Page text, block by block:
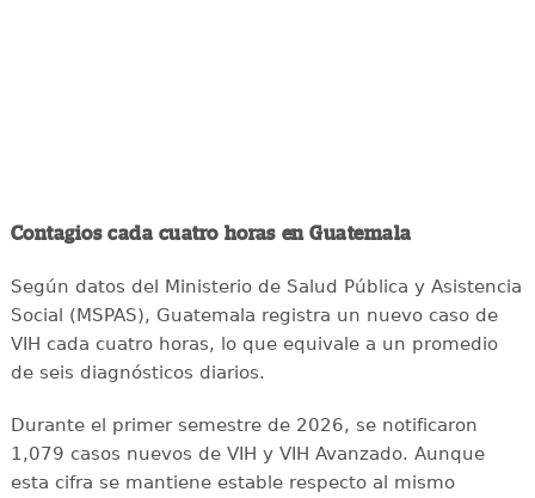
Contagios cada cuatro horas en Guatemala
Según datos del Ministerio de Salud Pública y Asistencia
Social (MSPAS), Guatemala registra un nuevo caso de
VIH cada cuatro horas, lo que equivale a un promedio
de seis diagnósticos diarios.
Durante el primer semestre de 2026, se notificaron
1,079 casos nuevos de VIH y VIH Avanzado. Aunque
esta cifra se mantiene estable respecto al mismo